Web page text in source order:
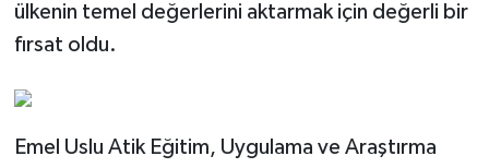
ülkenin temel değerlerini aktarmak için değerli bir
fırsat oldu.
Emel Uslu Atik Eğitim, Uygulama ve Araştırma